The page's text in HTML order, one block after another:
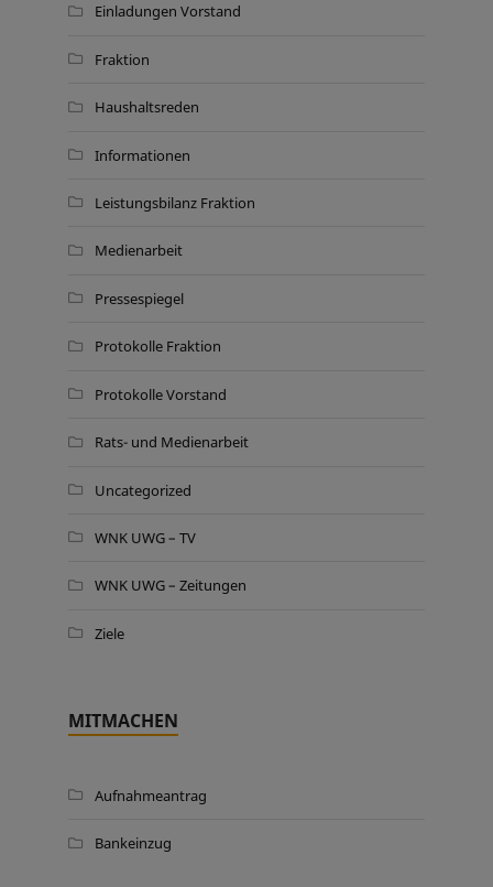
Einladungen Vorstand
Fraktion
Haushaltsreden
Informationen
Leistungsbilanz Fraktion
Medienarbeit
Pressespiegel
Protokolle Fraktion
Protokolle Vorstand
Rats- und Medienarbeit
Uncategorized
WNK UWG – TV
WNK UWG – Zeitungen
Ziele
MITMACHEN
Aufnahmeantrag
Bankeinzug